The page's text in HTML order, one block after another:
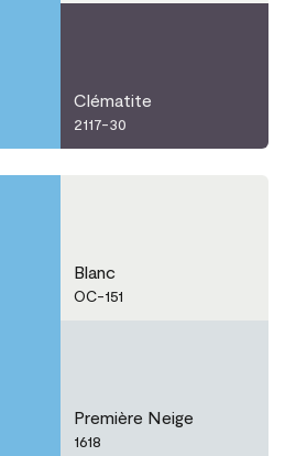
Clématite
2117-30
Blanc
OC-151
Première Neige
1618